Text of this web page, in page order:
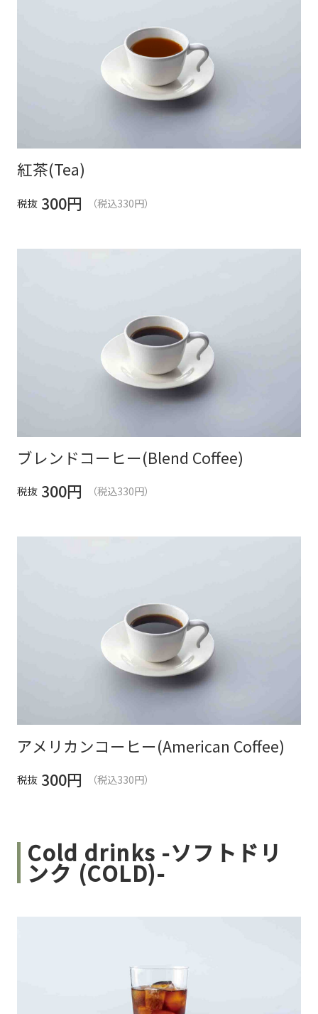
紅茶(Tea)
税抜 300円 （税込330円）
ブレンドコーヒー(Blend Coffee)
税抜 300円 （税込330円）
アメリカンコーヒー(American Coffee)
税抜 300円 （税込330円）
Cold drinks -ソフトドリ
ンク (COLD)-